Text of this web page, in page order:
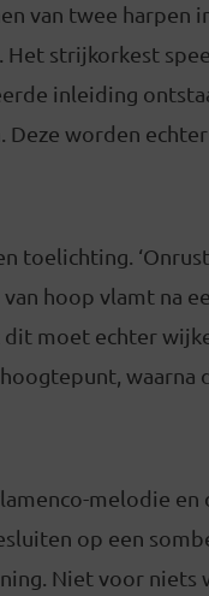
van twee harpen
strijkorkest
inleiding
worden
toelichting.
hoop vlamt na
moet echter
waarna
melodie en
op een
Niet voor niets